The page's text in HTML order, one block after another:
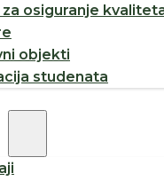
osiguranje
objekti
studenata